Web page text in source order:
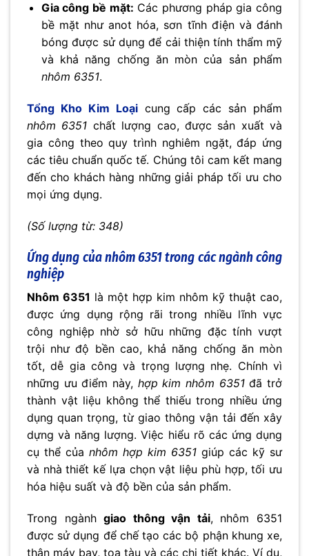
Gia công bề mặt: Các phương pháp gia công
bề mặt như anot hóa, sơn tĩnh điện và đánh
bóng được sử dụng để cải thiện tính thẩm mỹ
và khả năng chống ăn mòn của sản phẩm
nhôm 6351.
Tổng Kho Kim Loạicung cấp các sản phẩm
nhôm 6351 chất lượng cao, được sản xuất và
gia công theo quy trình nghiêm ngặt, đáp ứng
các tiêu chuẩn quốc tế. Chúng tôi cam kết mang
đến cho khách hàng những giải pháp tối ưu cho
mọi ứng dụng.
(Số lượng từ: 348)
Ứng dụng của nhôm 6351 trong các ngành công
nghiệp
Nhôm 6351 là một hợp kim nhôm kỹ thuật cao,
được ứng dụng rộng rãi trong nhiều lĩnh vực
công nghiệp nhờ sở hữu những đặc tính vượt
trội như độ bền cao, khả năng chống ăn mòn
tốt, dễ gia công và trọng lượng nhẹ. Chính vì
những ưu điểm này, hợp kim nhôm 6351đã trở
thành vật liệu không thể thiếu trong nhiều ứng
dụng quan trọng, từ giao thông vận tải đến xây
dựng và năng lượng. Việc hiểu rõ các ứng dụng
cụ thể của nhôm hợp kim 6351 giúp các kỹ sư
và nhà thiết kế lựa chọn vật liệu phù hợp, tối ưu
hóa hiệu suất và độ bền của sản phẩm.
Trong ngànhgiao thông vận tải, nhôm 6351
được sử dụng để chế tạo các bộ phận khung xe,
thân máy bay, toa tàu và các chi tiết khác. Ví dụ,